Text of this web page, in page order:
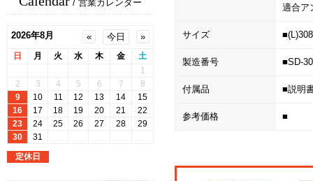
/ 営業カレンダー
適合ア
サイズ
製造番号 ■SD-
付属品 ■説明
参考価格 ■